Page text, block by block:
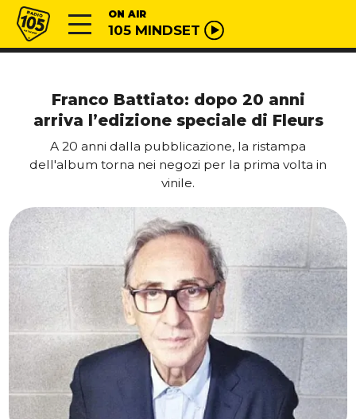
Vai al contenuto
Radio 105 ON AIR
105 MINDSET
Franco Battiato: dopo 20 anni
arriva l’edizione speciale di Fleurs
A 20 anni dalla pubblicazione, la ristampa
dell'album torna nei negozi per la prima volta in
vinile.